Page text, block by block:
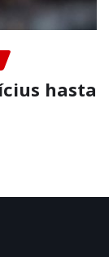
hasta